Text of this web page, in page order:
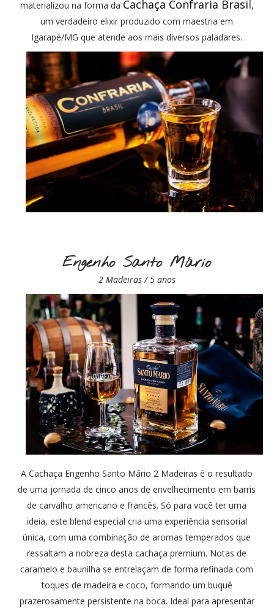
materializou na forma da Cachaça Confraria Brasi ,
um verdadeiro elixir produzido com maestria em
Igarapé/MG que atende aos mais diversos paladares.
Engenho Santo Mário
2 Madeiras / 5 anos
A Cachaça Engenho Santo Mário 2 Madeiras é o resultado
de uma jornada de cinco anos de envelhecimento em barris
de carvalho americano e francês. Só para você ter uma
ideia, este blend especial cria uma experiência sensorial
única, com uma combinação de aromas temperados que
ressaltam a nobreza desta cachaça premium. Notas de
caramelo e baunilha se entrelaçam de forma refinada com
toques de madeira e coco, formando um buquê
prazerosamente persistente na boca. Ideal para apresentar